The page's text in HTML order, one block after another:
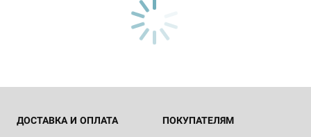
ДОСТАВКА И ОПЛАТА ПОКУПАТЕЛЯМ